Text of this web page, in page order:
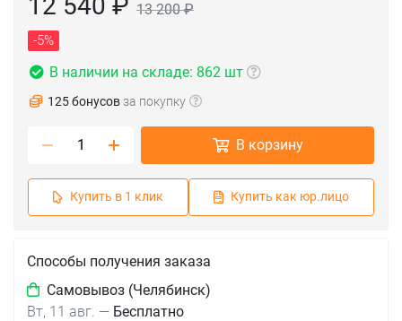
13 200 ₽
-5%
В наличии на складе: 862 шт
125 бонусов за покупку
В корзину
Купить в 1 клик Купить как юр.лицо
Способы получения заказа
Самовывоз (Челябинск)
Вт, 11 авг. — Бесплатно
(срок 8-9 дней)